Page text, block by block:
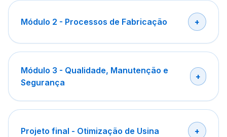
Módulo 2 - Processos de Fabricação
Módulo 3 - Qualidade, Manutenção e
Segurança
Projeto final - Otimização de Usina